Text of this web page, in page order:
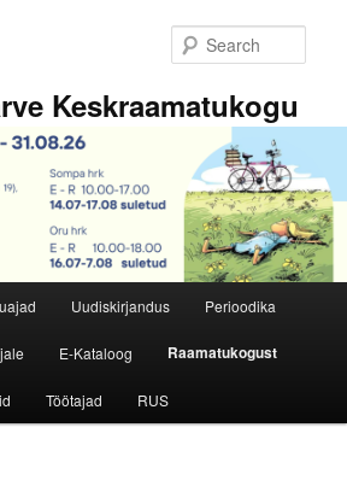
Keskraamatukogu
Uudiskirjandus Perioodika
E-Kataloog Raamatukogust
Töötajad RUS